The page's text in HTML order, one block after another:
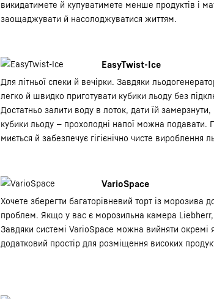
викидатимете й купуватимете менше продуктів і
заощаджувати й насолоджуватися життям.
EasyTwist-Ice
Для літньої спеки й вечірки. Завдяки
легко й швидко приготувати кубики льоду без
Достатньо залити воду в лоток, дати їй замерзнути,
кубики льоду — прохолодні напої можна подавати.
миється й забезпечує гігієнічно чисте вироблення
VarioSpace
Хочете зберегти багаторівневий торт із морозива
проблем. Якщо у вас є морозильна камера Liebherr,
Завдяки системі VarioSpace можна вийняти окремі
додатковий простір для розміщення високих